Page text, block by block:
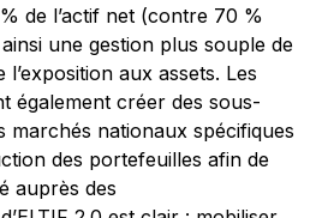
de l’actif net (contre 70 %
une gestion plus souple de
aux assets. Les
également créer des sous-
marchés nationaux spécifiques
des portefeuilles afin de
auprès des